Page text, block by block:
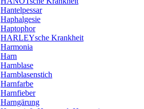
Hantelpessar
Haphalgesie
Haptophor
HARLEYsche Krankheit
Harmonia
Harn
Harnblase
Harnblasenstich
Harnfarbe
Harnfieber
Harngärung